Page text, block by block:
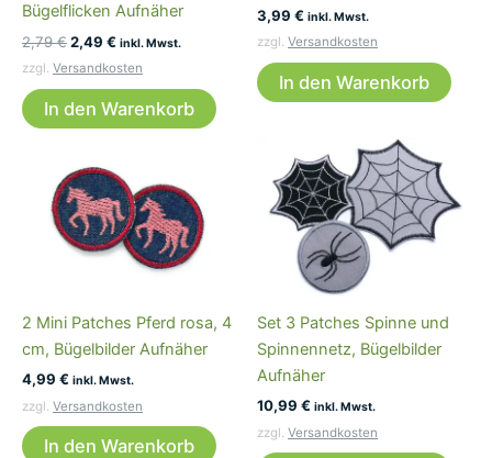
Bügelflicken Aufnäher
2,79€Ursprünglicher
Preis
war:
2,49 € Aktueller
ist:
inkl. Mwst.
zzgl. Versandkosten
In den Warenkorb
3,99 € inkl. Mwst.
zzgl. Versandkosten
In den Warenkorb
2 Mini Patches Pferd rosa, 4
cm, Bügelbilder Aufnäher
4,99 € inkl. Mwst.
zzgl. Versandkosten
In den Warenkorb
Set 3 Patches Spinne und
Spinnennetz, Bügelbilder
Aufnäher
10,99 € inkl. Mwst.
zzgl. Versandkosten